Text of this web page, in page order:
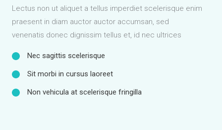
Lectus non ut aliquet a tellus imperdiet scelerisque enim
praesent in diam auctor auctor accumsan, sed
venenatis donec dignissim tellus et, id nec ultrices
Nec sagittis scelerisque
Sit morbi in cursus laoreet
Non vehicula at scelerisque fringilla